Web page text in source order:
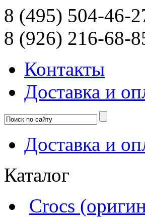
8 (495) 504-46-
8 (926) 216-68-
Контакты
Доcтавка и
Доcтавка и
Каталог
Crocs